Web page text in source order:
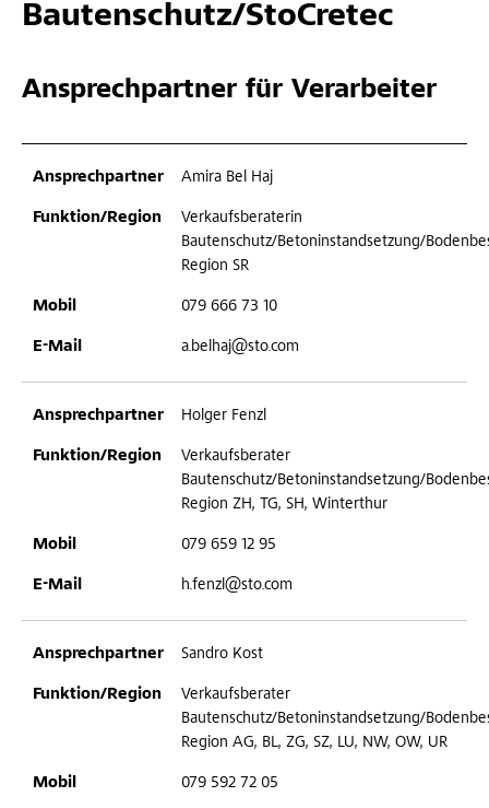
Bautenschutz/StoCretec
Ansprechpartner für Verarbeiter
Amira Bel Haj
Verkaufsberaterin
Bautenschutz/Betoninstandsetzung/
Region SR
079 666 73 10
a.belhaj@sto.com
Holger Fenzl
Verkaufsberater
Bautenschutz/Betoninstandsetzung/
Region ZH, TG, SH, Winterthur
079 659 12 95
h.fenzl@sto.com
Sandro Kost
Verkaufsberater
Bautenschutz/Betoninstandsetzung/
Region AG, BL, ZG, SZ, LU, NW, OW, UR
079 592 72 05